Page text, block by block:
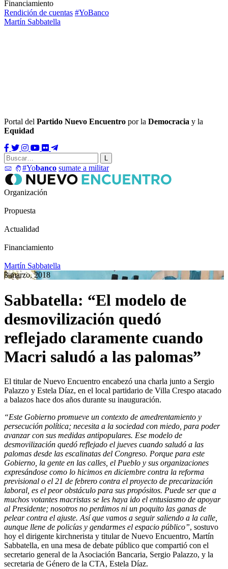
Financiamiento
Rendición de cuentas #YoBanco
Martín Sabbatella
Portal del Partido Nuevo Encuentro por la Democracia y la
Equidad
#Yobanco sumate a militar
Organización
Propuesta
Actualidad
Financiamiento
Martín Sabbatella
3 marzo, 2018
Sabbatella: “El modelo de
desmovilización quedó
reflejado claramente cuando
Macri saludó a las palomas”
El titular de Nuevo Encuentro encabezó una charla junto a Sergio
Palazzo y Estela Díaz, en el local partidario de Villa Crespo atacado
a balazos hace dos años durante su inauguración.
“Este Gobierno promueve un contexto de amedrentamiento y
persecución política; necesita a la sociedad con miedo, para poder
avanzar con sus medidas antipopulares. Ese modelo de
desmovilización quedó reflejado el jueves cuando saludó a las
palomas desde las escalinatas del Congreso. Porque para este
Gobierno, la gente en las calles, el Pueblo y sus organizaciones
expresándose como lo hicimos en diciembre contra la reforma
previsional o el 21 de febrero contra el proyecto de precarización
laboral, es el peor obstáculo para sus propósitos. Puede ser que a
muchos votantes macristas se les haya ido el entusiasmo de apoyar
al Presidente; nosotros no perdimos ni un poquito las ganas de
pelear contra el ajuste. Así que vamos a seguir saliendo a la calle,
aunque llene de policías y gendarmes el espacio público”, sostuvo
hoy el dirigente kirchnerista y titular de Nuevo Encuentro, Martín
Sabbatella, en una mesa de debate público que compartió con el
secretario general de la Asociación Bancaria, Sergio Palazzo, y la
secretaria de Género de la CTA, Estela Díaz.